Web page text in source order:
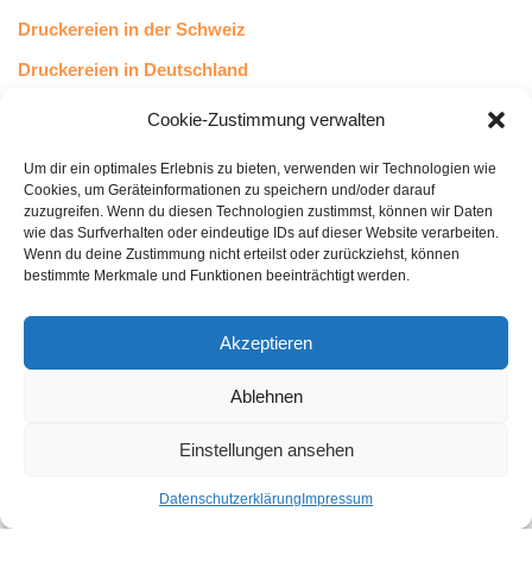
Cookie-Zustimmung verwalten
Um dir ein optimales Erlebnis zu bieten, verwenden wir Technologien wie
Cookies, um Geräteinformationen zu speichern und/oder darauf
zuzugreifen. Wenn du diesen Technologien zustimmst, können wir Daten
wie das Surfverhalten oder eindeutige IDs auf dieser Website verarbeiten.
Wenn du deine Zustimmung nicht erteilst oder zurückziehst, können
bestimmte Merkmale und Funktionen beeinträchtigt werden.
Akzeptieren
Ablehnen
Einstellungen ansehen
Datenschutzerklärung Impressum
Druckereien in der Schweiz
Druckereien in Deutschland
Druckereien in Österreich
Kundenstimmen
43Leserstimmen